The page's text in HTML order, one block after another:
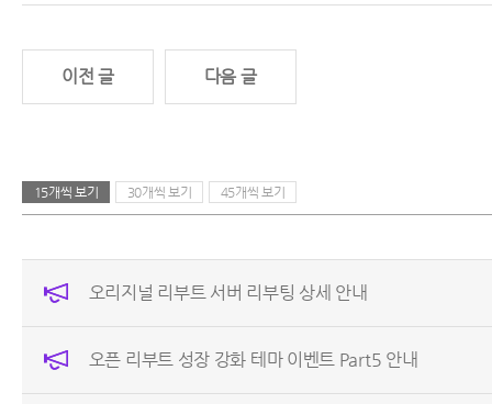
이전 글 다음 글
15개씩 보기 30개씩 보기 45개씩 보기
오리지널 리부트 서버 리부팅 상세 안내
오픈 리부트 성장 강화 테마 이벤트 Part5 안내